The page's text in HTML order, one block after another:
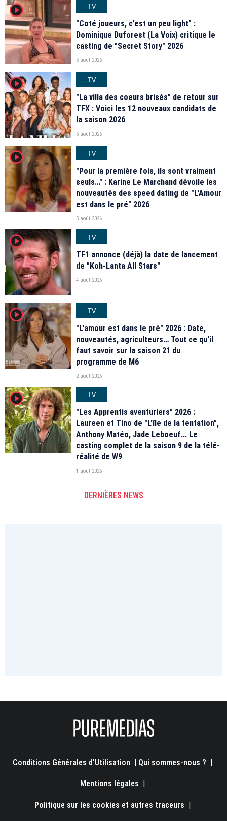
player2
TV
"Coté joueurs, c’est un peu light" :
Dominique Duforest (La Voix) critique le
casting de "Secret Story" 2026
6 août 2026
player2
TV
"La villa des coeurs brisés" de retour sur
TFX : Voici les 12 nouveaux candidats de
la saison 2026
6 août 2026
player2
TV
"Pour la première fois, ils sont vraiment
seuls…" : Karine Le Marchand dévoile les
nouveautés des speed dating de "L'Amour
est dans le pré" 2026
5 août 2026
player2
TV
TF1 annonce (déjà) la date de lancement
de "Koh-Lanta All Stars"
4 août 2026
player2
TV
"L'amour est dans le pré" 2026 : Date,
nouveautés, agriculteurs… Tout ce qu'il
faut savoir sur la saison 21 du
programme de M6
2 août 2026
player2
TV
"Les Apprentis aventuriers" 2026 :
Laureen et Tino de "L'île de la tentation",
Anthony Matéo, Jade Leboeuf... Le
casting complet de la saison 9 de la télé-
réalité de W9
1 août 2026
DERNIÈRES NEWS
Conditions Générales d'Utilisation | Qui sommes-nous ? |
Mentions légales |
Politique sur les cookies et autres traceurs |